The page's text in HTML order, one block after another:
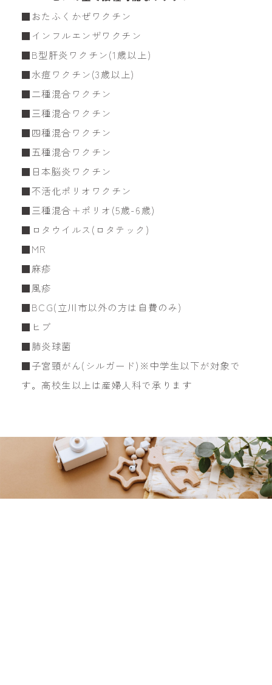
■おたふくかぜワクチン
■インフルエンザワクチン
■B型肝炎ワクチン(1歳以上)
■水痘ワクチン(3歳以上)
■二種混合ワクチン
■三種混合ワクチン
■四種混合ワクチン
■五種混合ワクチン
■日本脳炎ワクチン
■不活化ポリオワクチン
■三種混合＋ポリオ(5歳-6歳)
■ロタウイルス(ロタテック)
■MR
■麻疹
■風疹
■BCG(立川市以外の方は自費のみ)
■ヒブ
■肺炎球菌
■子宮頸がん(シルガード)※中学生以下が対象で
す。高校生以上は産婦人科で承ります